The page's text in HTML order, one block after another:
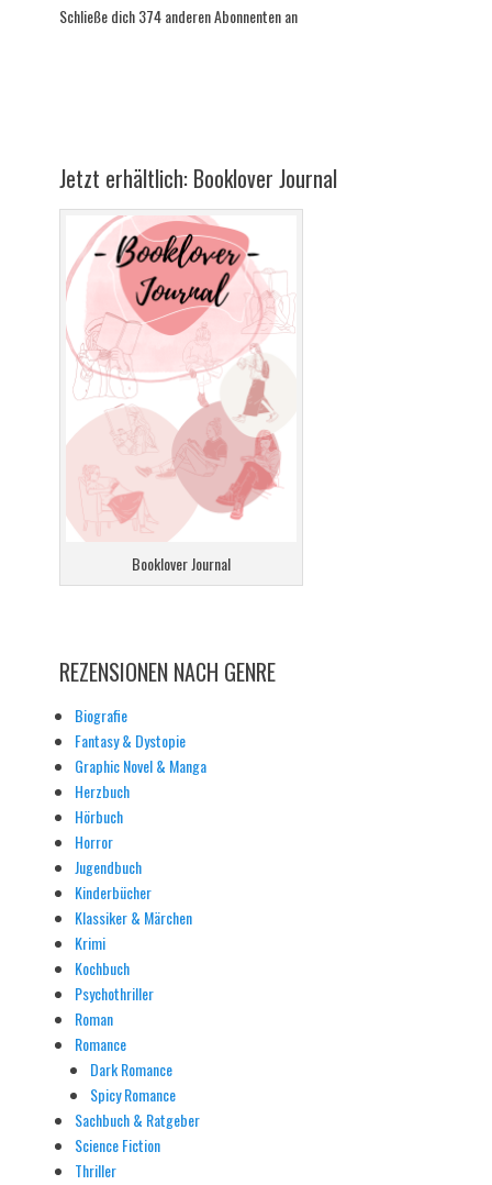
Schließe dich 374 anderen Abonnenten an
Jetzt erhältlich: Booklover Journal
Booklover Journal
REZENSIONEN NACH GENRE
Biografie
Fantasy & Dystopie
Graphic Novel & Manga
Herzbuch
Hörbuch
Horror
Jugendbuch
Kinderbücher
Klassiker & Märchen
Krimi
Kochbuch
Psychothriller
Roman
Romance
Dark Romance
Spicy Romance
Sachbuch & Ratgeber
Science Fiction
Thriller